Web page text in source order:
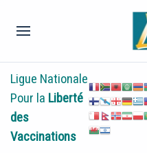
Ligue Nationale
Pour la Liberté
des
Vaccinations